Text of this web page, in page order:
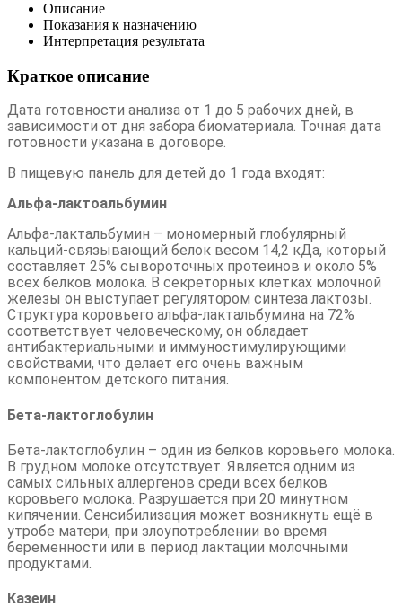
Описание
Показания к назначению
Интерпретация результата
Краткое описание
Дата готовности анализа от 1 до 5 рабочих дней, в
зависимости от дня забора биоматериала. Точная дата
готовности указана в договоре.
В пищевую панель для детей до 1 года входят:
Альфа-лактоальбумин
Альфа-лактальбумин – мономерный глобулярный
кальций-связывающий белок весом 14,2 кДа, который
составляет 25% сывороточных протеинов и около 5%
всех белков молока. В секреторных клетках молочной
железы он выступает регулятором синтеза лактозы.
Структура коровьего альфа-лактальбумина на 72%
соответствует человеческому, он обладает
антибактериальными и иммуностимулирующими
свойствами, что делает его очень важным
компонентом детского питания.
Бета-лактоглобулин
Бета-лактоглобулин – один из белков коровьего молока.
В грудном молоке отсутствует. Является одним из
самых сильных аллергенов среди всех белков
коровьего молока. Разрушается при 20 минутном
кипячении. Сенсибилизация может возникнуть ещё в
утробе матери, при злоупотреблении во время
беременности или в период лактации молочными
продуктами.
Казеин